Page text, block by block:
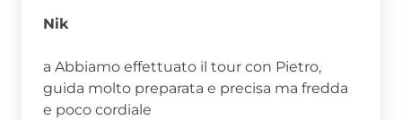
Nik
a Abbiamo effettuato il tour con Pietro,
guida molto preparata e precisa ma fredda
e poco cordiale